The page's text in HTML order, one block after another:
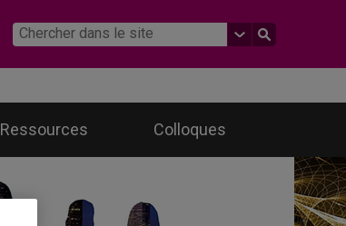
Ressources Colloques